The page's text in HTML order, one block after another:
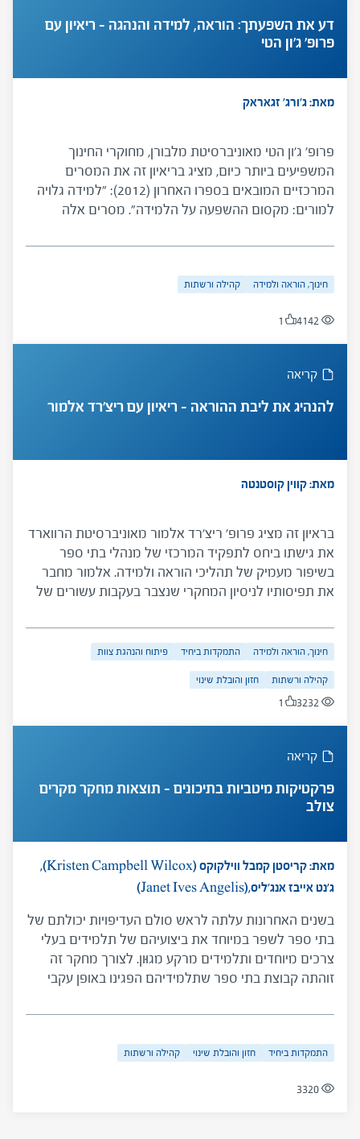
דע את השפעתך: הוראה, למידה והנהגה – ריאיון עם
פרופ' ג'ון הטי
מאת: ג'ורג' זגאראק
פרופ' ג'ון הטי מאוניברסיטת מלבורן, מחוקרי החינוך
המשפיעים ביותר כיום, מציג בריאיון זה את המסרים
המרכזיים המובאים בספרו האחרון (2012): "למידה גלויה
למורים: מקסום ההשפעה על הלמידה". מסרים אלה
שלדעת הטי אמורות לעמוד בבסיסה של כל פעולה
חינוך. הטי מבסס את טענותיו על עשרות שנים של מחקרי
להישגים לימודיים".
חינוך, הוראה ולמידה קהילה ורשתות
4142
1
קריאה
להנהיג את ליבת ההוראה – ריאיון עם ריצ'רד אלמור
מאת: קווין קוסטנטה
בראיון זה מציג פרופ' ריצ'רד אלמור מאוניברסיטת הרווארד
את גישתו ביחס לתפקיד המרכזי של מנהלי בתי ספר
בשיפור מעמיק של תהליכי הוראה ולמידה. אלמור מחבר
את תפיסותיו לניסיון המחקרי שנצבר בעקבות עשורים של
הצבת סטנדרטים לתוצאות רצויות. לצד החשיבות של
סטנדרטים אלה, מסתבר כי מנהלי בתי ספר צריכים לפתח
יכולות ותחושת מסוגלות בתחום שהוא מכנה "ליבת
ההוראה" על מנת ליצור שיפור בר קיימא בהישגי
התלמידים.
חינוך, הוראה ולמידה התמקדות ביחיד פיתוח והנהגת צוות
קהילה ורשתות חזון והובלת שינוי
3232
1
קריאה
פרקטיקות מיטביות בתיכונים – תוצאות מחקר מקרים
צולב
מאת: קריסטן קמבל ווילקוקס (Kristen Campbell Wilcox),
ג'נט אייבז אנג'ליס,(Janet Ives Angelis)
בשנים האחרונות עלתה לראש סולם העדיפויות יכולתם של
בתי ספר לשפר במיוחד את ביצועיהם של תלמידים בעלי
צרכים מיוחדים ותלמידים מרקע מגוּון. לצורך מחקר זה
זוהתה קבוצת בתי ספר שתלמידיהם הפגינו באופן עקבי
דמוגרפים והושוותה לקבוצת בתי ספר בעלי מאפיינים
מחקרי אירוע מרובים, עריכת ראיונות ואיסוף מסמכים בכל
דפוסי עבודה (פרקטיקות) הקשורים זה בזה מייחדים את
התמקדות ביחיד חזון והובלת שינוי קהילה ורשתות
3320